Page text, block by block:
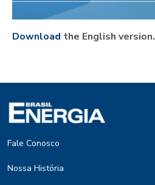
Download the English version.
Fale Conosco
Nossa História